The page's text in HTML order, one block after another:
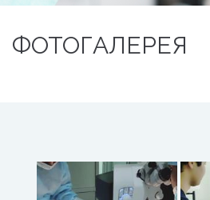
ФОТОГАЛЕРЕЯ